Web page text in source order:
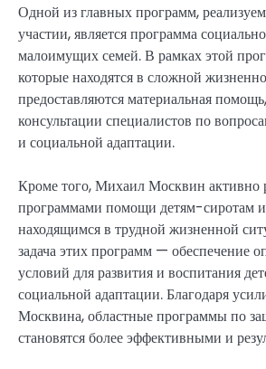
Одной из главных программ,
участии, является программа
малоимущих семей. В рамках этой
которые находятся в сложной
предоставляются материальная
консультации специалистов по
и социальной адаптации.
Кроме того, Михаил Москвин активно
программами помощи детям-сиротам
находящимся в трудной жизненной
задача этих программ — обеспечение
условий для развития и воспитания
социальной адаптации. Благодаря
Москвина, областные программы по
становятся более эффективными и